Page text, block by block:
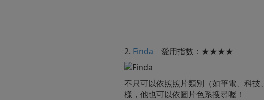
2. Finda 愛用指數：★★★★
不只可以依照照片類別（如筆電、科
樣，他也可以依圖片色系搜尋喔！